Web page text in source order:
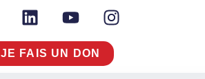
JE FAIS UN DON